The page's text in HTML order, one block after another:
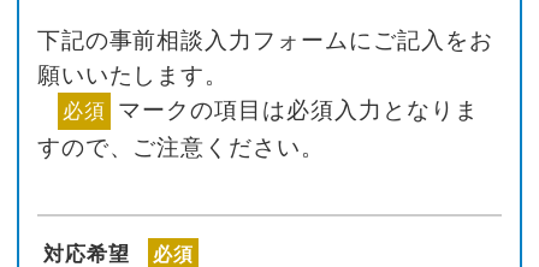
下記の事前相談入力フォームにご記入をお
願いいたします。
必須 マークの項目は必須入力となりま
すので、ご注意ください。
対応希望 必須